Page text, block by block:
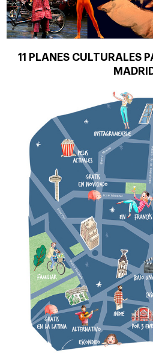
11 PLANES CULTURALES